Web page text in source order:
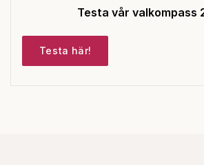
Testa vår valkompass
Testa här!